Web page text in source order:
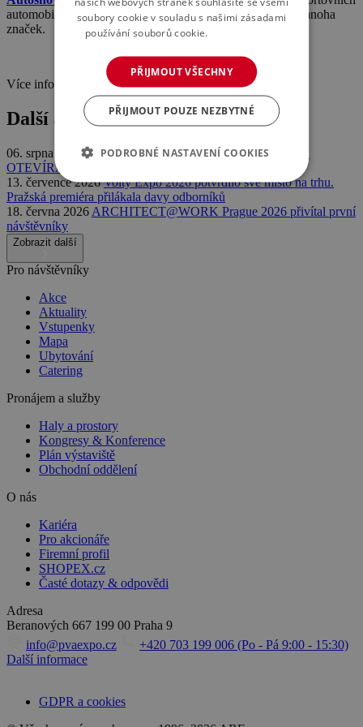
automobilů a supersportů, tak fanoušci sériových modelů mnoha
značek.
Více informací najdete nawww.praguecarfestival.cz
Další aktuality
06. srpna 2026HARRY POTTER™: THE EXHIBITION
OTEVÍRÁ SVÉ BRÁNY V PRAZE
13. července 2026Volty Expo 2026 potvrdilo své místo na trhu.
Pražská premiéra přilákala davy odborníků
18. června 2026 ARCHITECT@WORK Prague 2026 přivítal první
návštěvníky
Zobrazit další
Pro návštěvníky
Akce
Aktuality
Vstupenky
Mapa
Ubytování
Catering
Pronájem a služby
Haly a prostory
Kongresy & Konference
Plán výstaviště
Obchodní oddělení
O nás
Kariéra
Pro akcionáře
Firemní profil
SHOPEX.cz
Časté dotazy & odpovědi
Adresa
Beranových 667 199 00 Praha 9
info@pvaexpo.cz
+420 703 199 006 (Po - Pá 9:00 - 15:30)
Další informace
GDPR a cookies
soubory cookie v souladu s našimi zásadami
používání souborů cookie.
PŘIJMOUT VŠECHNY
PŘIJMOUT POUZE NEZBYTNÉ
PODROBNÉ NASTAVENÍ COOKIES